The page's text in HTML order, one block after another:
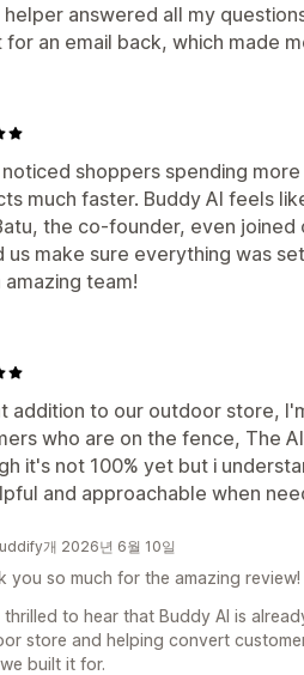
helper answered all my
for an email back, which made
shoppers spending
much faster. Buddy AI feels
the co-founder, even
us make sure everything was
amazing team!
addition to our outdoor store,
who are on the fence, The
it's not 100% yet but i
and approachable when
개 2026년 6월 10일
you so much for the amazing review!
thrilled to hear that Buddy AI is
store and helping convert
built it for.